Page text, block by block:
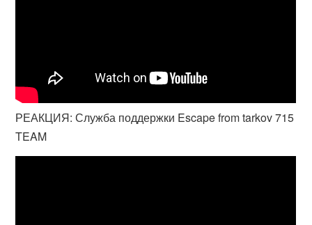
РЕАКЦИЯ: Служба поддержки Escape from tarkov 715
TEAM